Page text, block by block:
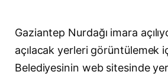
Gaziantep Nurdağı imara
açılacak yerleri görüntülemek
Belediyesinin web sitesinde yer